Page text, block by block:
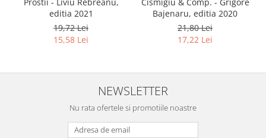
editia 2021
19,72 Lei
15,58 Lei
Bajenaru, editia 2020
21,80 Lei
17,22 Lei
NEWSLETTER
Nu rata ofertele si promotiile noastre